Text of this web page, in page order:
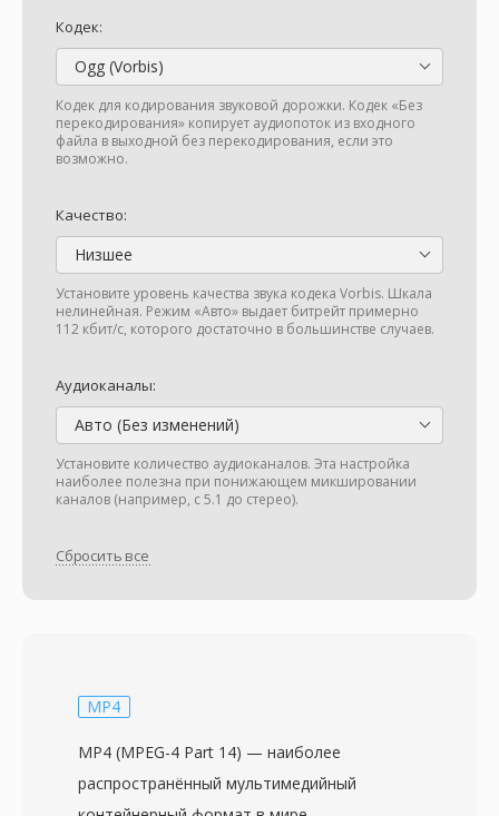
Кодек:
Ogg (Vorbis)
Кодек для кодирования звуковой дорожки. Кодек «Без
перекодирования» копирует аудиопоток из входного
файла в выходной без перекодирования, если это
возможно.
Качество:
Низшее
Установите уровень качества звука кодека Vorbis. Шкала
нелинейная. Режим «Авто» выдает битрейт примерно
112 кбит/с, которого достаточно в большинстве случаев.
Аудиоканалы:
Авто (Без изменений)
Установите количество аудиоканалов. Эта настройка
наиболее полезна при понижающем микшировании
каналов (например, с 5.1 до стерео).
Сбросить все
MP4
MP4 (MPEG-4 Part 14) — наиболее
распространённый мультимедийный